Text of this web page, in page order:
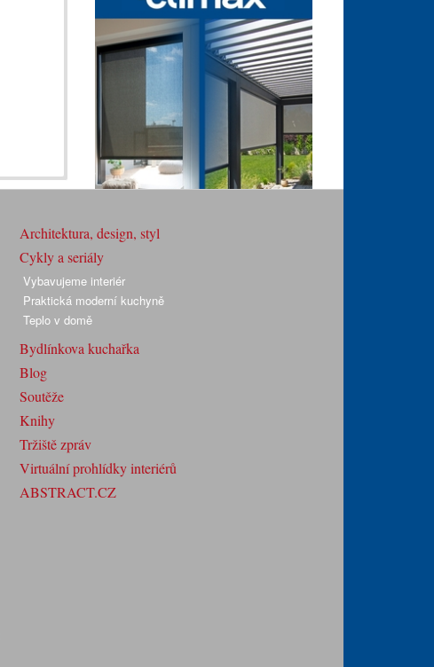
Architektura, design, styl
Cykly a seriály
Vybavujeme interiér
Praktická moderní kuchyně
Teplo v domě
Bydlínkova kuchařka
Blog
Soutěže
Knihy
Tržiště zpráv
Virtuální prohlídky interiérů
ABSTRACT.CZ